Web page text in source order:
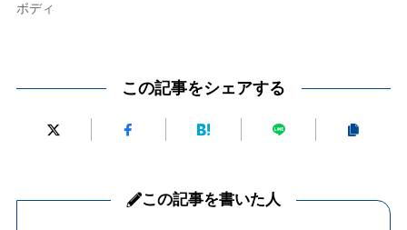
ボディ
この記事をシェアする
この記事を書いた人